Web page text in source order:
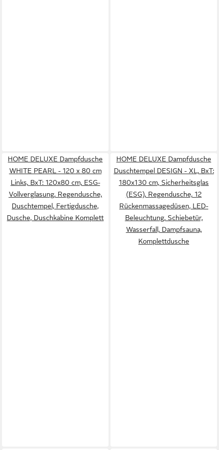
HOME DELUXE Dampfdusche
WHITE PEARL - 120 x 80 cm
Links, BxT: 120x80 cm, ESG-
Vollverglasung, Regendusche,
Duschtempel, Fertigdusche,
Dusche, Duschkabine Komplett
HOME DELUXE Dampfdusche
Duschtempel DESIGN - XL, BxT:
180x130 cm, Sicherheitsglas
(ESG), Regendusche, 12
Rückenmassagedüsen, LED-
Beleuchtung, Schiebetür,
Wasserfall, Dampfsauna,
Komplettdusche